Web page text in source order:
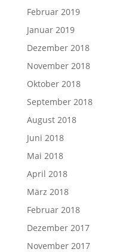
Februar 2019
Januar 2019
Dezember 2018
November 2018
Oktober 2018
September 2018
August 2018
Juni 2018
Mai 2018
April 2018
März 2018
Februar 2018
Dezember 2017
November 2017